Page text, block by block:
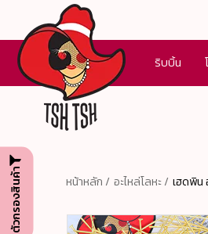
ริบบิ้น
หน้าหลัก / อะไหล่โลหะ / เฮดพิน
ตัวกรองสินค้า